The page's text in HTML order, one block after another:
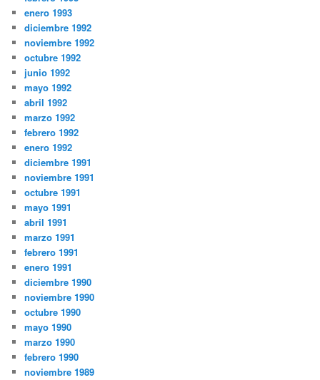
enero 1993
diciembre 1992
noviembre 1992
octubre 1992
junio 1992
mayo 1992
abril 1992
marzo 1992
febrero 1992
enero 1992
diciembre 1991
noviembre 1991
octubre 1991
mayo 1991
abril 1991
marzo 1991
febrero 1991
enero 1991
diciembre 1990
noviembre 1990
octubre 1990
mayo 1990
marzo 1990
febrero 1990
noviembre 1989